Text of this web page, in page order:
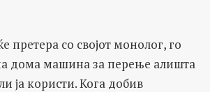
претера со својот монолог, го
дома машина за перење алишта
ја користи. Кога добив